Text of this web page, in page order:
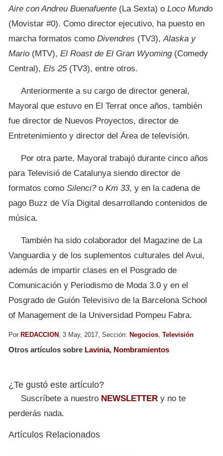
Aire con Andreu Buenafuente (La Sexta) o Loco Mundo
(Movistar #0). Como director ejecutivo, ha puesto en
marcha formatos como Divendres (TV3), Alaska y
Mario (MTV), El Roast de El Gran Wyoming(Comedy
Central), Els 25(TV3), entre otros.
Anteriormente a su cargo de director general,
Mayoral que estuvo en El Terrat once años, también
fue director de Nuevos Proyectos, director de
Entretenimiento y director del Área de televisión.
Por otra parte, Mayoral trabajó durante cinco años
para Televisió de Catalunya siendo director de
formatos como Silenci?o Km 33, y en la cadena de
pago Buzz de Vía Digital desarrollando contenidos de
música.
También ha sido colaborador del Magazine de La
Vanguardia y de los suplementos culturales del Avui,
además de impartir clases en el Posgrado de
Comunicación y Periodismo de Moda 3.0 y en el
Posgrado de Guión Televisivo de la Barcelona School
of Management de la Universidad Pompeu Fabra.
Por REDACCION , 3 May, 2017, Sección: Negocios Televisión
Otros artículos sobre Lavinia, Nombramientos
¿Te gustó este artículo?
Suscríbete a nuestro NEWSLETTER y no te
perderás nada.
Artículos Relacionados